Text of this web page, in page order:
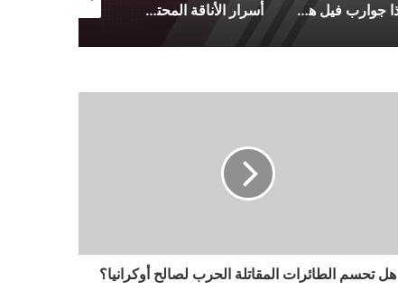
لماذا جوارب فيل هي الأكثر راحة؟ أسرار الجودة والتصنيع أسرار الأناقة المحتشمة: دليل تنسيق الأزياء اليومية من فساتين وأطقم وعبايات
هل تحسم الطائرات المقاتلة الحرب لصالح أوكرانيا؟